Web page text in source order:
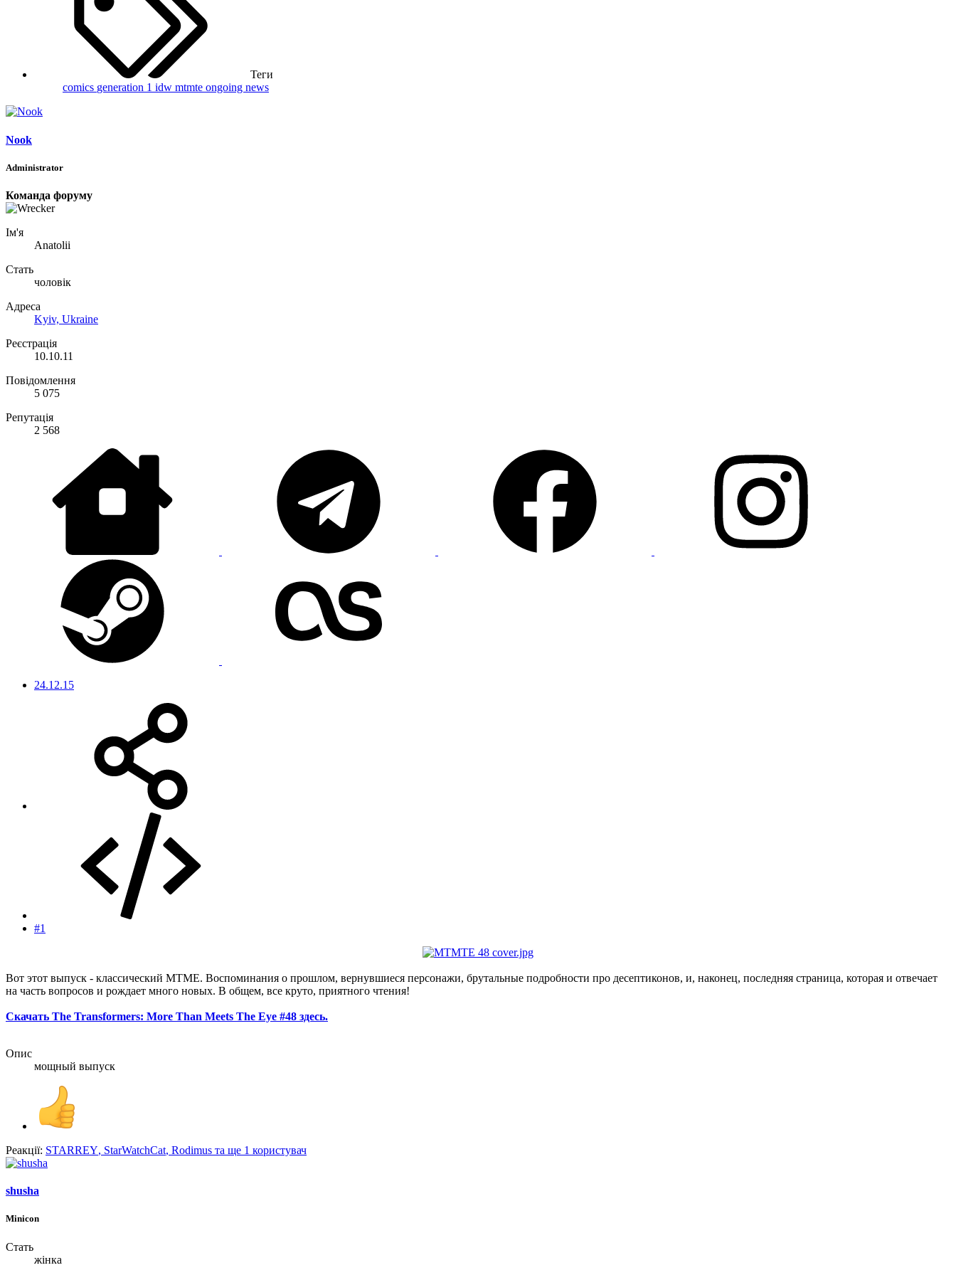
Теги
comics generation 1 idw mtmte ongoing news
Nook
Administrator
Команда форуму
Ім'я
Anatolii
Стать
чоловік
Адреса
Kyiv, Ukraine
Реєстрація
10.10.11
Повідомлення
5 075
Репутація
2 568
24.12.15
#1
Вот этот выпуск - классический MTME. Воспоминания о прошлом, вернувшиеся персонажи, брутальные подробности про десептиконов, и, наконец, последняя страница, которая и отвечает
на часть вопросов и рождает много новых. В общем, все круто, приятного чтения!
Скачать The Transformers: More Than Meets The Eye #48 здесь.
Опис
мощный выпуск
Реакції: STARREY, StarWatchCat, Rodimus та ще 1 користувач
shusha
Minicon
Стать
жінка